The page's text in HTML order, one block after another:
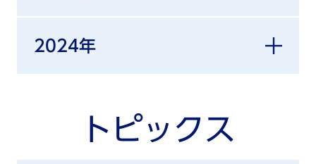
2024年
トピックス